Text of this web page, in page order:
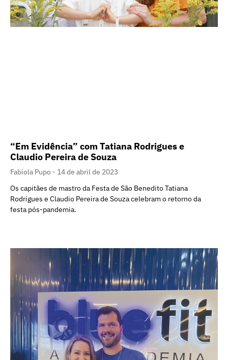
“Em Evidência” com Tatiana Rodrigues e
Claudio Pereira de Souza
Fabíola Pupo
14 de abril de 2023
Os capitães de mastro da Festa de São Benedito Tatiana
Rodrigues e Claudio Pereira de Souza celebram o retorno da
festa pós-pandemia.